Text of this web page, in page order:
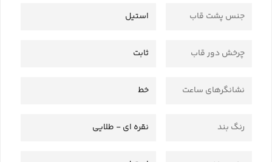
جنس پشت قاب استیل
چرخش دور قاب ثابت
نشانگرهای ساعت خط
رنگ بند نقره ای - طلایی